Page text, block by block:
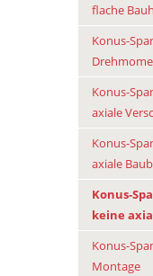
flache
Konus-
Konus-
axiale
Konus-
axiale
Konus-
keine
Konus-
Montage